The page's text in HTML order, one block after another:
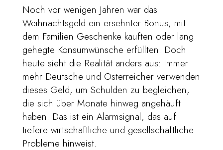
Noch vor wenigen Jahren war das
Weihnachtsgeld ein ersehnter Bonus, mit
dem Familien Geschenke kauften oder lang
gehegte Konsumwünsche erfüllten. Doch
heute sieht die Realität anders aus: Immer
mehr Deutsche und Österreicher verwenden
dieses Geld, um Schulden zu begleichen,
die sich über Monate hinweg angehäuft
haben. Das ist ein Alarmsignal, das auf
tiefere wirtschaftliche und gesellschaftliche
Probleme hinweist.